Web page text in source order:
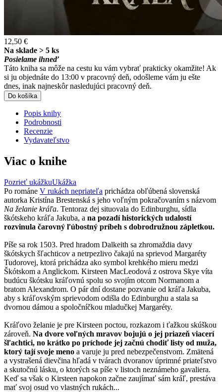
12,50 €
Na sklade > 5 ks
Posielame ihneď
Táto kniha sa môže na cestu ku vám vybrať prakticky okamžite! Ak
si ju objednáte do 13:00 v pracovný deň, odošleme vám ju ešte
dnes, inak najneskôr nasledujúci pracovný deň.
Do košíka
Popis knihy
Podrobnosti
Recenzie
Vydavateľstvo
Viac o knihe
Pozrieť ukážkuUkážka
Po románe V rukách nepriateľa prichádza obľúbená slovenská
autorka Kristína Brestenská s jeho voľným pokračovaním s názvom
Na želanie kráľa. Tentoraz dej situovala do Edinburghu, sídla
škótskeho kráľa Jakuba, a na pozadí historických udalostí
rozvinula čarovný ľúbostný príbeh s dobrodružnou zápletkou.
Píše sa rok 1503. Pred hradom Dalkeith sa zhromaždia davy
škótskych šľachticov a netrpezlivo čakajú na sprievod Margaréty
Tudorovej, ktorá prichádza ako symbol krehkého mieru medzi
Škótskom a Anglickom. Kirsteen MacLeodová z ostrova Skye víta
budúcu škótsku kráľovnú spolu so svojím otcom Normanom a
bratom Alexandrom. O pár dní dostane pozvanie od kráľa Jakuba,
aby s kráľovským sprievodom odišla do Edinburghu a stala sa
dvornou dámou a spoločníčkou mladučkej Margaréty.
Kráľovo želanie je pre Kirsteen poctou, rozkazom i ťažkou skúškou
zároveň. Na dvore voľných mravov bojujú o jej priazeň viacerí
šľachtici, no krátko po príchode jej začnú chodiť listy od muža,
ktorý tají svoje meno a varuje ju pred nebezpečenstvom. Zmätená
a vystrašená dievčina hľadá v tvárach dvoranov úprimné priateľstvo
a skutočnú lásku, o ktorých sa píše v listoch neznámeho gavaliera.
Keď sa však o Kirsteen napokon začne zaujímať sám kráľ, prestáva
mať svoj osud vo vlastných rukách...